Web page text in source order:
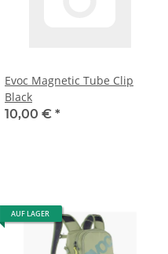
Evoc Magnetic Tube Clip
Black
10,00 € *
AUF LAGER